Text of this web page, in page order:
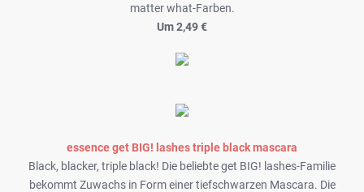
matter what-Farben.
Um 2,49 €
essence get BIG! lashes triple black mascara
Black, blacker, triple black! Die beliebte get BIG! lashes-Familie
bekommt Zuwachs in Form einer tiefschwarzen Mascara. Die